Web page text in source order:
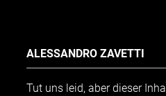
ALESSANDRO ZAVETTI
Tut uns leid, aber dieser